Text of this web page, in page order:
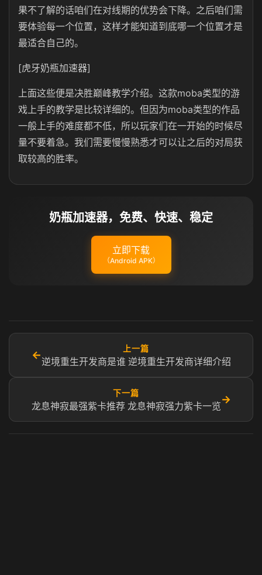
果不了解的话咱们在对线期的优势会下降。之后咱们需
要体验每一个位置，这样才能知道到底哪一个位置才是
最适合自己的。
[虎牙奶瓶加速器]
上面这些便是决胜巅峰教学介绍。这款moba类型的游
戏上手的教学是比较详细的。但因为moba类型的作品
一般上手的难度都不低，所以玩家们在一开始的时候尽
量不要着急。我们需要慢慢熟悉才可以让之后的对局获
取较高的胜率。
奶瓶加速器，免费、快速、稳定
立即下载
（Android APK）
←
上一篇
逆境重生开发商是谁 逆境重生开发商详细介绍
下一篇
龙息神寂最强紫卡推荐 龙息神寂强力紫卡一览
→